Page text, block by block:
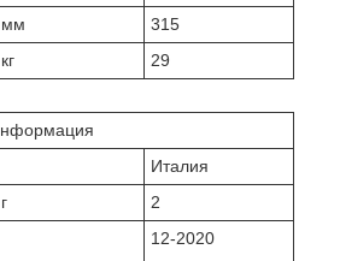
мм
315
кг 29
Италия
г
2
12-2020